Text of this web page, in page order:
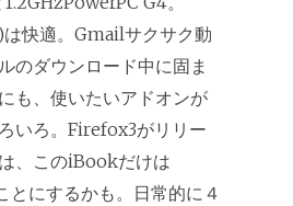
快適。Gmailサクサク動
のダウンロード中に固ま
も、使いたいアドオンが
いろ。Firefox3がリリー
、このiBookだけは
とにするかも。日常的に４